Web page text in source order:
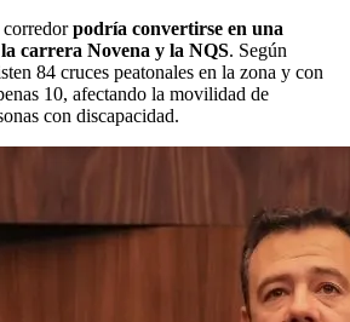
podría convertirse en una
carrera Novena y la NQS. Según
84 cruces peatonales en la zona y con
10, afectando la movilidad de
con discapacidad.